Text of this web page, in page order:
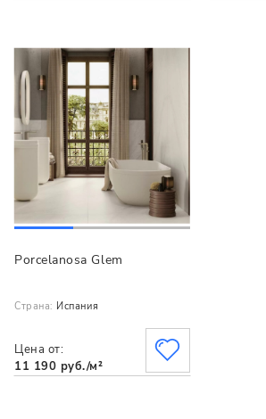
Porcelanosa Glem
Страна: Испания
Цена от:
11 190 руб./м²